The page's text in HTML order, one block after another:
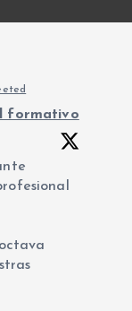
formativo